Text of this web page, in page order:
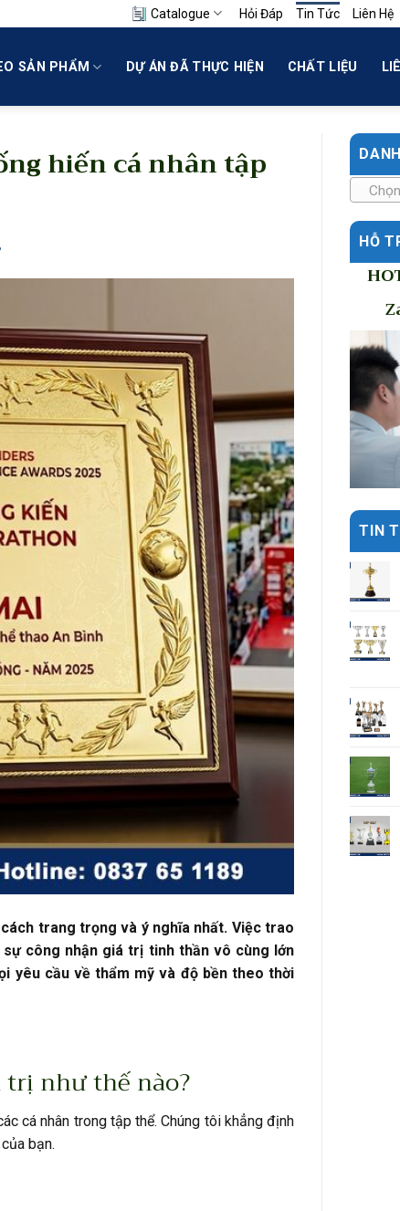
Catalogue Hỏi Đáp Tin Tức Liên Hệ
SẢN PHẨM DỰ ÁN ĐÃ THỰC HIỆN CHẤT LIỆU
hiến cá nhân tập
trang trọng và ý nghĩa nhất. Việc trao
công nhận giá trị tinh thần vô cùng lớn
yêu cầu về thẩm mỹ và độ bền theo thời
như thế nào?
cá nhân trong tập thể. Chúng tôi khẳng định
bạn.
HỖ
TIN